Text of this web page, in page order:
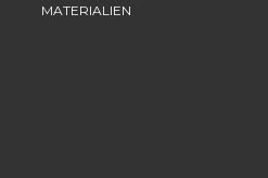
MATERIALIEN